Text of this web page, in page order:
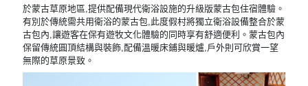
於蒙古草原地區,提供配備現代衛浴設施的升級版蒙古包住宿體驗。
有別於傳統需共用衛浴的蒙古包,此度假村將獨立衛浴設備整合於蒙
古包內,讓遊客在保有遊牧文化體驗的同時享有舒適便利。 蒙古包內
保留傳統圓頂結構與裝飾,配備溫暖床鋪與暖爐,戶外則可欣賞一望
無際的草原景致。